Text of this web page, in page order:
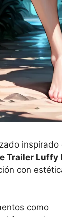
inspirado
Trailer Luffy
con
como